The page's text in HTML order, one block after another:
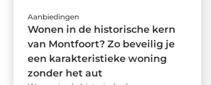
Aanbiedingen
Wonen in de historische kern
van Montfoort? Zo beveilig je
een karakteristieke woning
zonder het aut